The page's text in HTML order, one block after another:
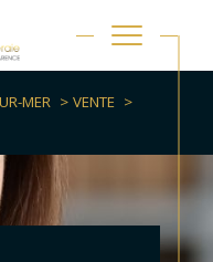
MER
VENTE